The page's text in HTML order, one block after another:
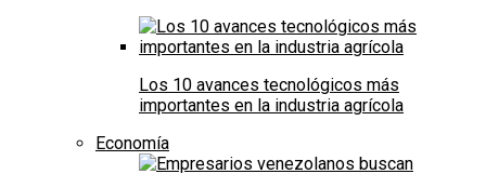
Los 10 avances tecnológicos más
importantes en la industria agrícola
Economía